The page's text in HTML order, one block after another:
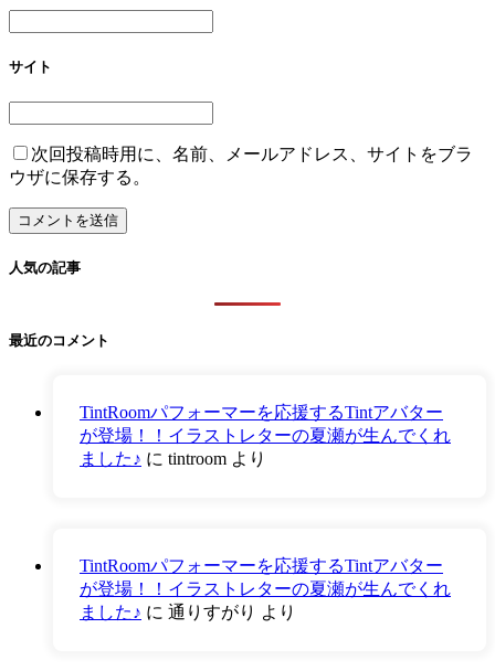
サイト
次回投稿時用に、名前、メールアドレス、サイトをブラ
ウザに保存する。
人気の記事
最近のコメント
TintRoomパフォーマーを応援するTintアバター
が登場！！イラストレターの夏瀬が生んでくれ
ました♪ に tintroom より
TintRoomパフォーマーを応援するTintアバター
が登場！！イラストレターの夏瀬が生んでくれ
ました♪ に 通りすがり より